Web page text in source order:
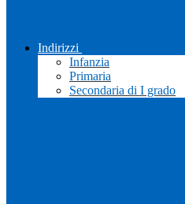
Indirizzi
Infanzia
Primaria
Secondaria di I grado